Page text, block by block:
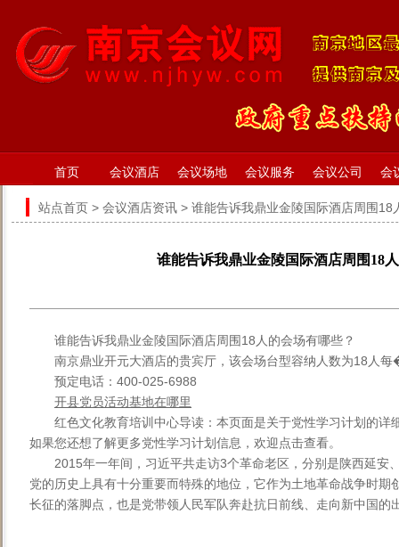
首页 会议酒店 会议场地 会议服务 会议公司 会
站点首页 > 会议酒店资讯 > 谁能告诉我鼎业金陵国际酒店周围18
谁能告诉我鼎业金陵国际酒店周围18
谁能告诉我鼎业金陵国际酒店周围18人的会场有哪些？
南京鼎业开元大酒店的贵宾厅，该会场台型容纳人数为18人
预定电话：400-025-6988
开县党员活动基地在哪里
红色文化教育培训中心导读：本页面是关于党性学习计划的详
如果您还想了解更多党性学习计划信息，欢迎点击查看。
2015年一年间，习近平共走访3个革命老区，分别是陕西延安
党的历史上具有十分重要而特殊的地位，它作为土地革命战争时期
长征的落脚点，也是党带领人民军队奔赴抗日前线、走向新中国的